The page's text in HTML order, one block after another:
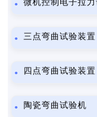
微机控制电子拉
三点弯曲试验装置
四点弯曲试验装置
陶瓷弯曲试验机